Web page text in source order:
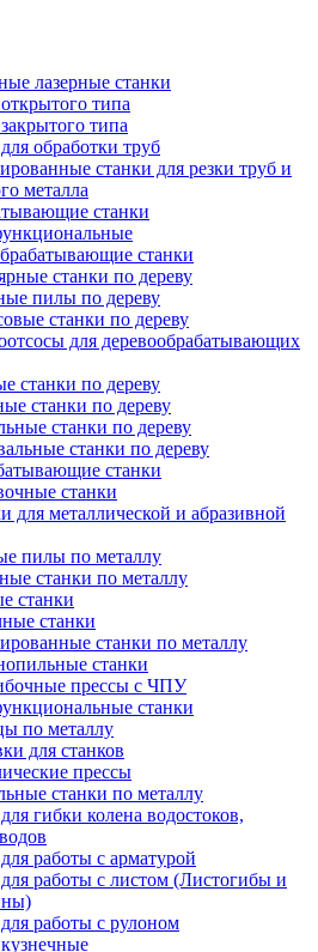
лазерные станки
типа
типа
обработки труб
станки для резки труб и
металла
станки
станки
станки по дереву
пилы по дереву
станки по дереву
для деревообрабатывающих
станки по дереву
станки по дереву
станки по дереву
станки по дереву
станки
станки
для металлической и абразивной
пилы по металлу
станки по металлу
станки
станки
станки по металлу
станки
прессы с ЧПУ
станки
по металлу
для станков
прессы
станки по металлу
гибки колена водостоков,
работы с арматурой
работы с листом (Листогибы и
работы с рулоном